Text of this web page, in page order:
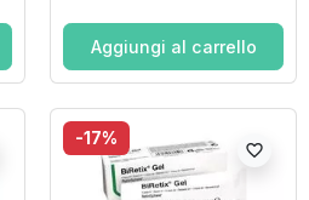
PELLE IMPURA 30
ML
Aggiungi al carrello
-17%
favorite_border